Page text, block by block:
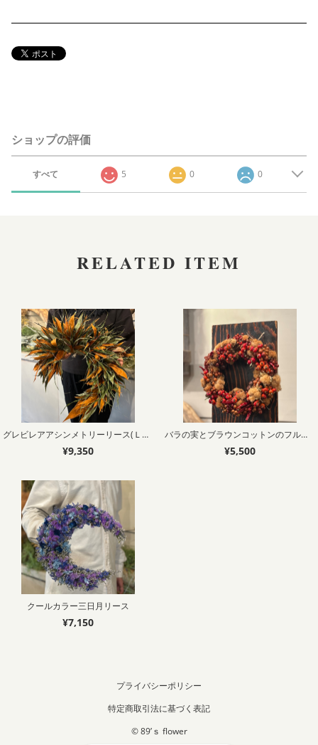
ショップの評価
すべて 5 0 0
RELATED ITEM
グレビレアアシンメトリーリース(Ｌサイズ)
¥9,350
バラの実とブラウンコットンのフルリース
¥5,500
クールカラー三日月リース
¥7,150
プライバシーポリシー
特定商取引法に基づく表記
© 89’ｓ flower